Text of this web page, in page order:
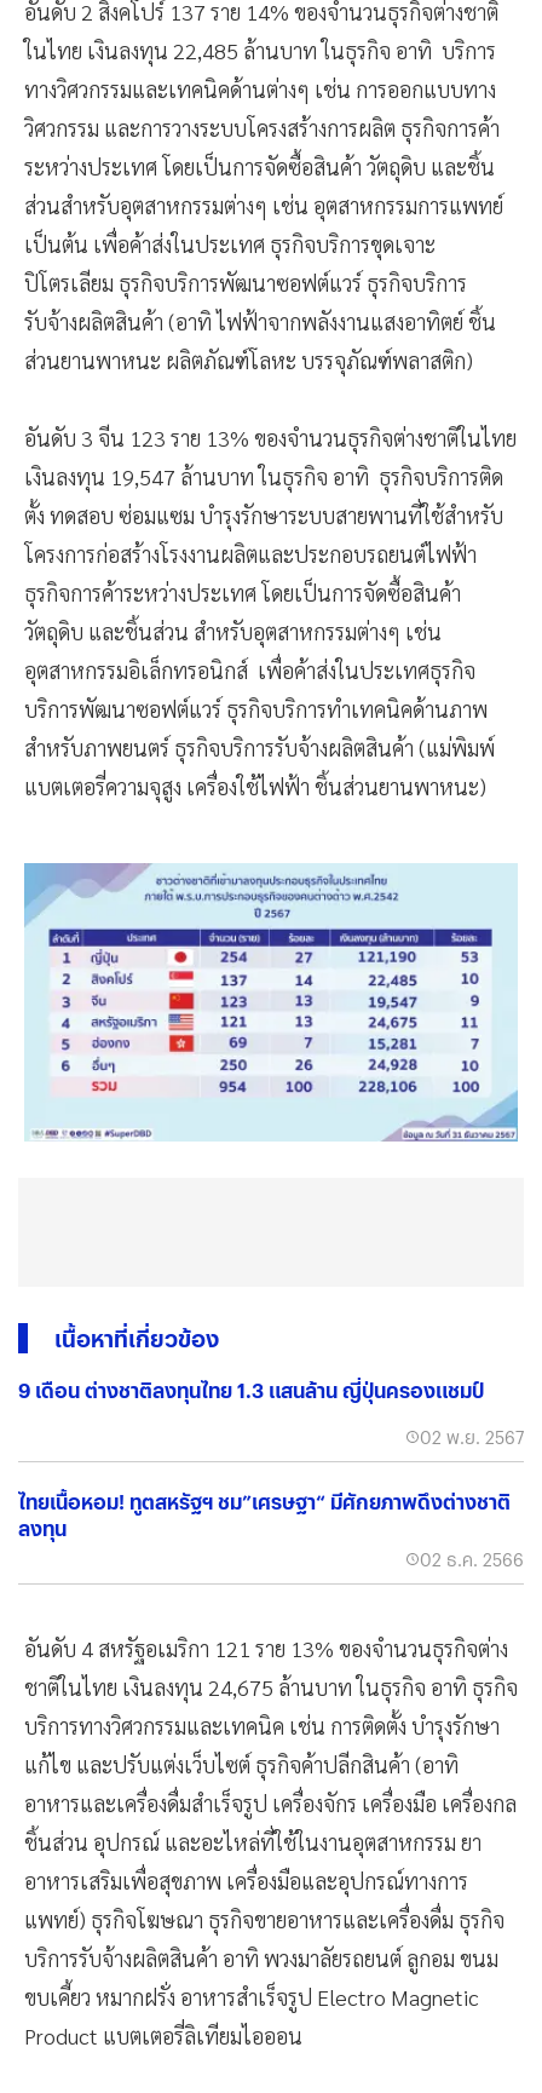
อันดับ 2 สิงคโปร์ 137 ราย 14% ของจำนวนธุรกิจต่างชาติ
ในไทย เงินลงทุน 22,485 ล้านบาท ในธุรกิจ อาทิ บริการ
ทางวิศวกรรมและเทคนิคด้านต่างๆ เช่น การออกแบบทาง
วิศวกรรม และการวางระบบโครงสร้างการผลิต ธุรกิจการค้า
ระหว่างประเทศ โดยเป็นการจัดซื้อสินค้า วัตถุดิบ และชิ้น
ส่วนสำหรับอุตสาหกรรมต่างๆ เช่น อุตสาหกรรมการแพทย์
เป็นต้น เพื่อค้าส่งในประเทศ ธุรกิจบริการขุดเจาะ
ปิโตรเลียม ธุรกิจบริการพัฒนาซอฟต์แวร์ ธุรกิจบริการ
รับจ้างผลิตสินค้า (อาทิ ไฟฟ้าจากพลังงานแสงอาทิตย์ ชิ้น
ส่วนยานพาหนะ ผลิตภัณฑ์โลหะ บรรจุภัณฑ์พลาสติก)
อันดับ 3 จีน 123 ราย 13% ของจำนวนธุรกิจต่างชาติในไทย
เงินลงทุน 19,547 ล้านบาท ในธุรกิจ อาทิ ธุรกิจบริการติด
ตั้ง ทดสอบ ซ่อมแซม บำรุงรักษาระบบสายพานที่ใช้สำหรับ
โครงการก่อสร้างโรงงานผลิตและประกอบรถยนต์ไฟฟ้า
ธุรกิจการค้าระหว่างประเทศ โดยเป็นการจัดซื้อสินค้า
วัตถุดิบ และชิ้นส่วน สำหรับอุตสาหกรรมต่างๆ เช่น
อุตสาหกรรมอิเล็กทรอนิกส์ เพื่อค้าส่งในประเทศธุรกิจ
บริการพัฒนาซอฟต์แวร์ ธุรกิจบริการทำเทคนิคด้านภาพ
สำหรับภาพยนตร์ ธุรกิจบริการรับจ้างผลิตสินค้า (แม่พิมพ์
แบตเตอรี่ความจุสูง เครื่องใช้ไฟฟ้า ชิ้นส่วนยานพาหนะ)
เนื้อหาที่เกี่ยวข้อง
9 เดือน ต่างชาติลงทุนไทย 1.3 แสนล้าน ญี่ปุ่นครองแชมป์
02 พ.ย. 2567
ไทยเนื้อหอม! ทูตสหรัฐฯ ชม”เศรษฐา“ มีศักยภาพดึงต่างชาติ
ลงทุน
02 ธ.ค. 2566
อันดับ 4 สหรัฐอเมริกา 121 ราย 13% ของจำนวนธุรกิจต่าง
ชาติในไทย เงินลงทุน 24,675 ล้านบาท ในธุรกิจ อาทิ ธุรกิจ
บริการทางวิศวกรรมและเทคนิค เช่น การติดตั้ง บำรุงรักษา
แก้ไข และปรับแต่งเว็บไซต์ ธุรกิจค้าปลีกสินค้า (อาทิ
อาหารและเครื่องดื่มสำเร็จรูป เครื่องจักร เครื่องมือ เครื่องกล
ชิ้นส่วน อุปกรณ์ และอะไหล่ที่ใช้ในงานอุตสาหกรรม ยา
อาหารเสริมเพื่อสุขภาพ เครื่องมือและอุปกรณ์ทางการ
แพทย์) ธุรกิจโฆษณา ธุรกิจขายอาหารและเครื่องดื่ม ธุรกิจ
บริการรับจ้างผลิตสินค้า อาทิ พวงมาลัยรถยนต์ ลูกอม ขนม
ขบเคี้ยว หมากฝรั่ง อาหารสำเร็จรูป Electro Magnetic
Product แบตเตอรี่ลิเทียมไอออน